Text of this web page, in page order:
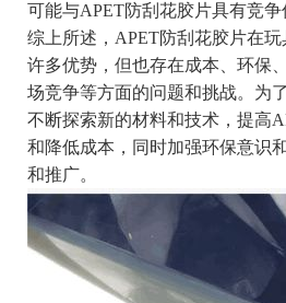
可能与APET防刮花胶片具有竞争
综上所述，APET防刮花胶片在
许多优势，但也存在成本、环保
场竞争等方面的问题和挑战。为
不断探索新的材料和技术，提高
和降低成本，同时加强环保意识
和推广。